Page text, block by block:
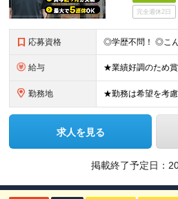
完全週休2日
応募資格
給与
勤務地
求人を見る
掲載終了予定日：